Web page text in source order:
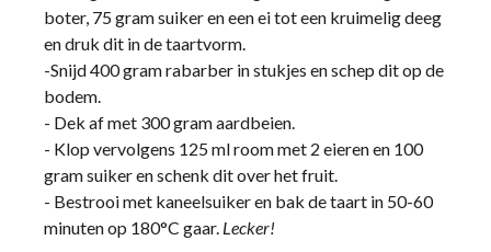
boter, 75 gram suiker en een ei tot een kruimelig deeg
en druk dit in de taartvorm.
-Snijd 400 gram rabarber in stukjes en schep dit op de
bodem.
- Dek af met 300 gram aardbeien.
- Klop vervolgens 125 ml room met 2 eieren en 100
gram suiker en schenk dit over het fruit.
- Bestrooi met kaneelsuiker en bak de taart in 50-60
minuten op 180°C gaar. Lecker!